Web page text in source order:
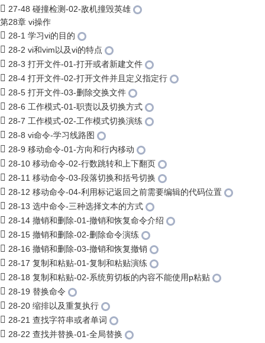
27-48 碰撞检测-02-敌机撞毁英雄
第28章 vi操作
28-1 学习vi的目的
28-2 vi和vim以及vi的特点
28-3 打开文件-01-打开或者新建文件
28-4 打开文件-02-打开文件并且定义指定行
28-5 打开文件-03-删除交换文件
28-6 工作模式-01-职责以及切换方式
28-7 工作模式-02-工作模式切换演练
28-8 vi命令-学习线路图
28-9 移动命令-01-方向和行内移动
28-10 移动命令-02-行数跳转和上下翻页
28-11 移动命令-03-段落切换和括号切换
28-12 移动命令-04-利用标记返回之前需要编辑的代码位置
28-13 选中命令-三种选择文本的方式
28-14 撤销和删除-01-撤销和恢复命令介绍
28-15 撤销和删除-02-删除命令演练
28-16 撤销和删除-03-撤销和恢复撤销
28-17 复制和粘贴-01-复制和粘贴演练
28-18 复制和粘贴-02-系统剪切板的内容不能使用p粘贴
28-19 替换命令
28-20 缩排以及重复执行
28-21 查找字符串或者单词
28-22 查找并替换-01-全局替换